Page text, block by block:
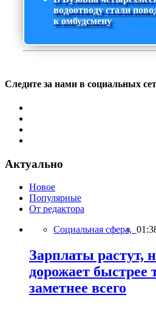
водоотводу стали
к омбудсмену
Следите за нами в социальных
Актуально
Новое
Популярные
От редактора
Социальная сфера,
Зарплаты растут,
дорожает быстрее
заметнее всего